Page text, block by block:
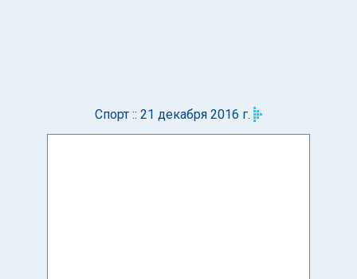
Спорт :: 21 декабря 2016 г.